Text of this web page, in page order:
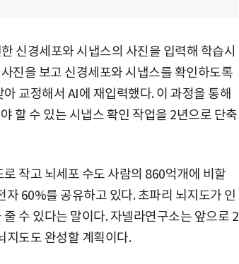
신경세포와 시냅스의 사진을 입력해 학습시
진을 보고 신경세포와 시냅스를 확인하도록
교정해서 AI에 재입력했다. 이 과정을 통해
할 수 있는 시냅스 확인 작업을 2년으로 단축
작고 뇌세포 수도 사람의 860억개에 비할
자 60%를 공유하고 있다. 초파리 뇌지도가 인
수 있다는 말이다. 자넬라연구소는 앞으로 2
지도도 완성할 계획이다.